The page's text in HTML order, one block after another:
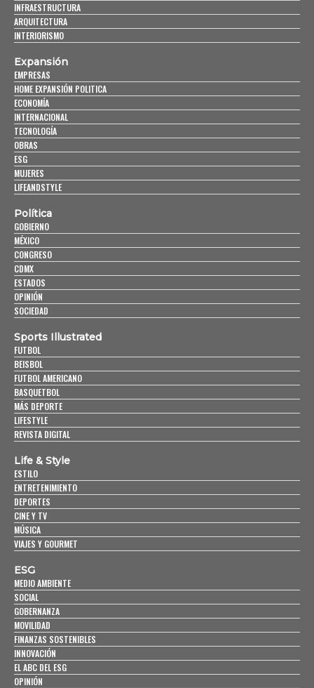
INFRAESTRUCTURA
ARQUITECTURA
INTERIORISMO
Expansión
EMPRESAS
HOME EXPANSIÓN POLITICA
ECONOMÍA
INTERNACIONAL
TECNOLOGÍA
OBRAS
ESG
MUJERES
LIFEANDSTYLE
Política
GOBIERNO
MÉXICO
CONGRESO
CDMX
ESTADOS
OPINIÓN
SOCIEDAD
Sports Illustrated
FUTBOL
BEISBOL
FUTBOL AMERICANO
BASQUETBOL
MÁS DEPORTE
LIFESTYLE
REVISTA DIGITAL
Life & Style
ESTILO
ENTRETENIMIENTO
DEPORTES
CINE Y TV
MÚSICA
VIAJES Y GOURMET
ESG
MEDIO AMBIENTE
SOCIAL
GOBERNANZA
MOVILIDAD
FINANZAS SOSTENIBLES
INNOVACIÓN
EL ABC DEL ESG
OPINIÓN